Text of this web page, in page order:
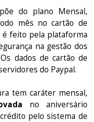
do plano Mensal,
mês no cartão de
feito pela plataforma
na gestão dos
dados de cartão de
do Paypal.
tem caráter mensal,
no aniversário
pelo sistema de